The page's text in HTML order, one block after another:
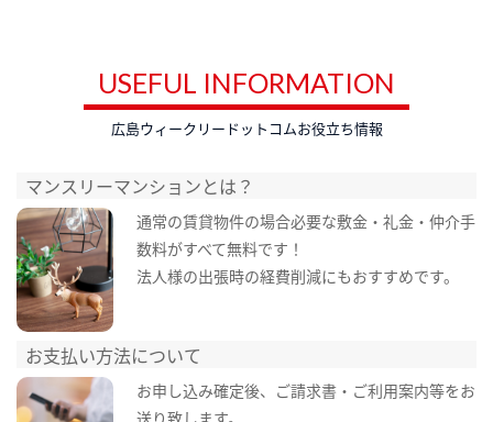
USEFUL INFORMATION
広島ウィークリードットコムお役立ち情報
マンスリーマンションとは？
通常の賃貸物件の場合必要な敷金・礼金・仲介手
数料がすべて無料です！
法人様の出張時の経費削減にもおすすめです。
お支払い方法について
お申し込み確定後、ご請求書・ご利用案内等をお